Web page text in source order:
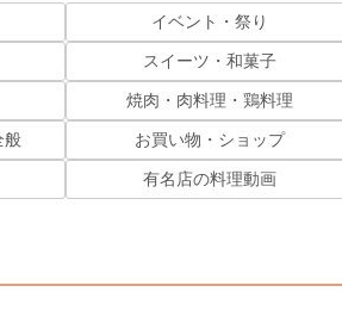
イベント・祭り
スイーツ・和菓子
焼肉・肉料理・鶏料理
般 お買い物・ショップ
有名店の料理動画